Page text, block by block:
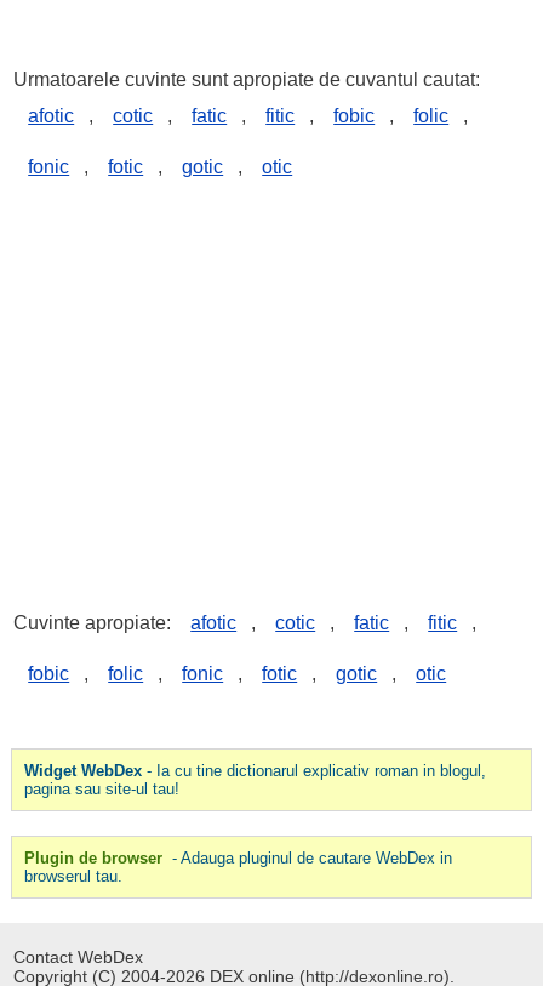
Urmatoarele cuvinte sunt apropiate de cuvantul cautat:
afotic
, cotic , fatic , fitic , fobic , folic ,
fonic , fotic , gotic , otic
Cuvinte apropiate: afotic , cotic , fatic , fitic ,
fobic , folic , fonic , fotic , gotic , otic
Widget WebDex- Ia cu tine dictionarul explicativ roman in blogul,
pagina sau site-ul tau!
Plugin de browser - Adauga pluginul de cautare WebDex in
browserul tau.
Contact WebDex
Copyright (C) 2004-2026 DEX online (http://dexonline.ro).